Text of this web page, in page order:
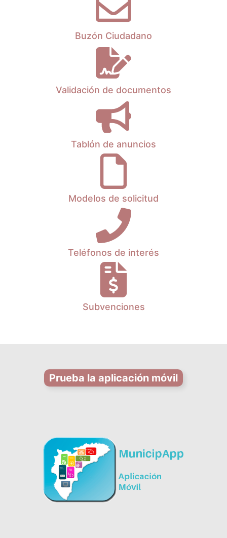
Buzón Ciudadano
Validación de documentos
Tablón de anuncios
Modelos de solicitud
Teléfonos de interés
Subvenciones
Prueba la aplicación móvil